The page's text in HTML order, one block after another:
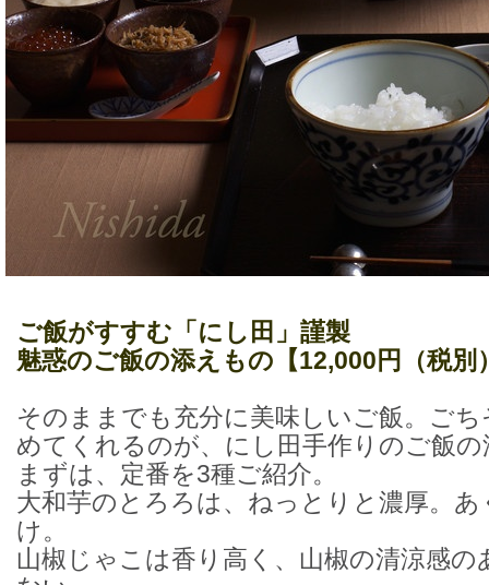
ご飯がすすむ「にし田」謹製
魅惑のご飯の添えもの【12,000円（税別
そのままでも充分に美味しいご飯。ご
めてくれるのが、にし田手作りのご飯
まずは、定番を3種ご紹介。
大和芋のとろろは、ねっとりと濃厚。
け。
山椒じゃこは香り高く、山椒の清涼感の